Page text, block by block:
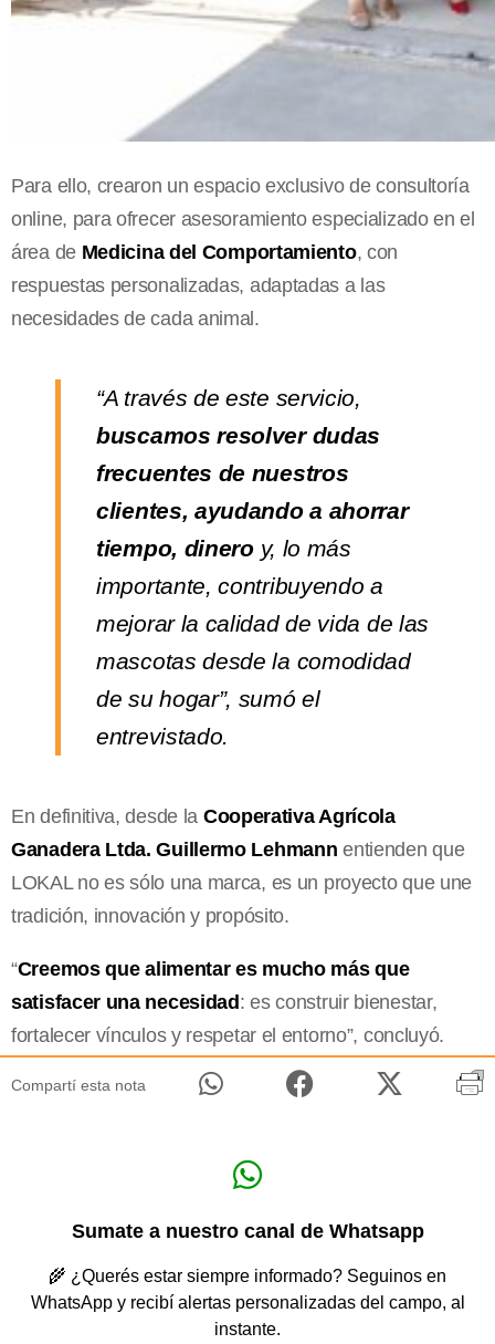
Para ello, crearon un espacio exclusivo de consultoría
online, para ofrecer asesoramiento especializado en el
área de Medicina del Comportamiento, con
respuestas personalizadas, adaptadas a las
necesidades de cada animal.
“A través de este servicio,
buscamos resolver dudas
frecuentes de nuestros
clientes, ayudando a ahorrar
tiempo, dineroy, lo más
importante, contribuyendo a
mejorar la calidad de vida de las
mascotas desde la comodidad
de su hogar”, sumó el
entrevistado.
En definitiva, desde la Cooperativa Agrícola
Ganadera Ltda. Guillermo Lehmann entienden que
LOKAL no es sólo una marca, es un proyecto que une
tradición, innovación y propósito.
“Creemos que alimentar es mucho más que
satisfacer una necesidad: es construir bienestar,
fortalecer vínculos y respetar el entorno”, concluyó.
Compartí esta nota
Sumate a nuestro canal de Whatsapp
🌾 ¿Querés estar siempre informado? Seguinos en
WhatsApp y recibí alertas personalizadas del campo, al
instante.